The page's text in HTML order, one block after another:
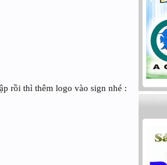
rồi thì thêm logo vào sign nhé :